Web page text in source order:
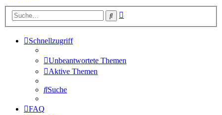
Suche
Schnellzugriff
Unbeantwortete Themen
Aktive Themen
Suche
FAQ